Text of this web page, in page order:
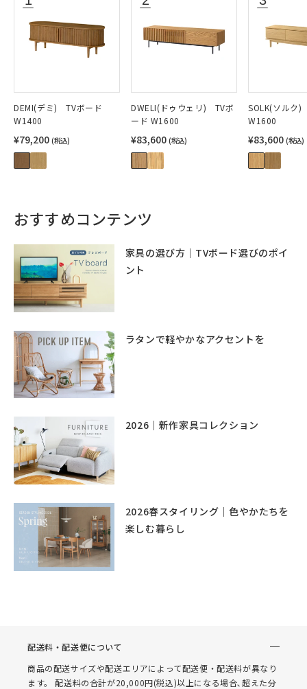
DEMI(デミ) TVボード
W1400
¥79,200 (税込)
DWELI(ドゥウェリ) TVボ
ード W1600
¥83,600 (税込)
SOLK(ソルク
W1600
¥83,600 (税込)
おすすめコンテンツ
家具の選び方｜TVボード選びのポイ
ント
ラタンで軽やかなアクセントを
2026｜新作家具コレクション
2026春スタイリング｜色やかたちを
楽しむ暮らし
配送料・配送便について
商品の配送サイズや配送エリアによって配送便・配送料が異なり
ます。 配送料の合計が20,000円(税込)以上になる場合､超えた分